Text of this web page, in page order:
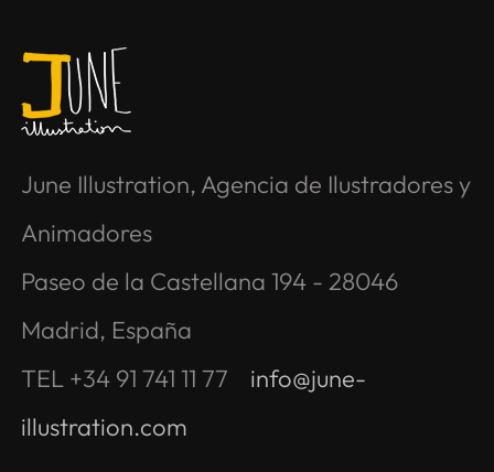
June Illustration, Agencia de Ilustradores y
Animadores
Paseo de la Castellana 194 - 28046
Madrid, España
TEL +34 91 741 11 77 info@june-
illustration.com